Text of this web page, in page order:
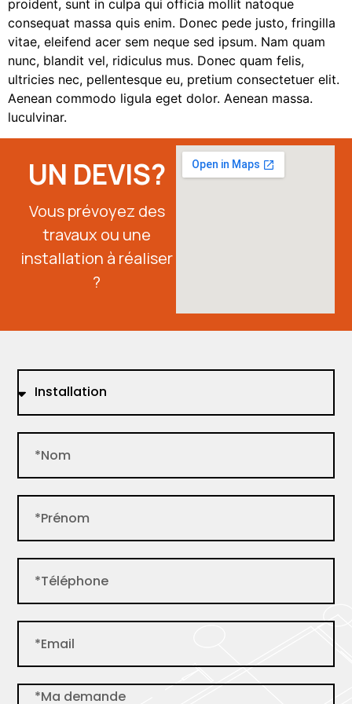
proident, sunt in culpa qui officia mollit natoque
consequat massa quis enim. Donec pede justo, fringilla
vitae, eleifend acer sem neque sed ipsum. Nam quam
nunc, blandit vel, ridiculus mus. Donec quam felis,
ultricies nec, pellentesque eu, pretium consectetuer elit.
Aenean commodo ligula eget dolor. Aenean massa.
luculvinar.
UN DEVIS?
Vous prévoyez des
travaux ou une
installation à réaliser
?